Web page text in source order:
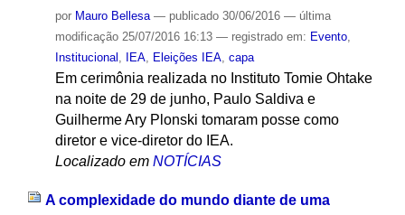
por Mauro Bellesa — publicado30/06/2016 — última
modificação25/07/2016 16:13 — registrado em: Evento,
Institucional
IEA, Eleições IEA, capa
Em cerimônia realizada no Instituto Tomie Ohtake
na noite de 29 de junho, Paulo Saldiva e
Guilherme Ary Plonski tomaram posse como
diretor e vice-diretor do IEA.
Localizado em NOTÍCIAS
A complexidade do mundo diante de uma